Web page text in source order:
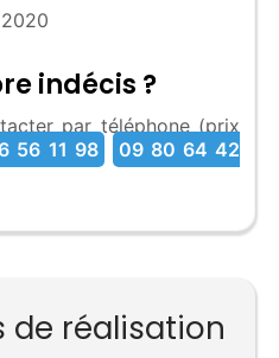
indécis ?
par téléphone (prix
56 11 98
09 80 64 42
de réalisation